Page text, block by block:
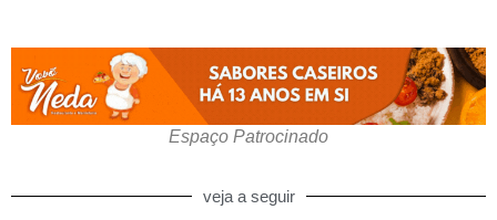
Espaço Patrocinado
veja a seguir